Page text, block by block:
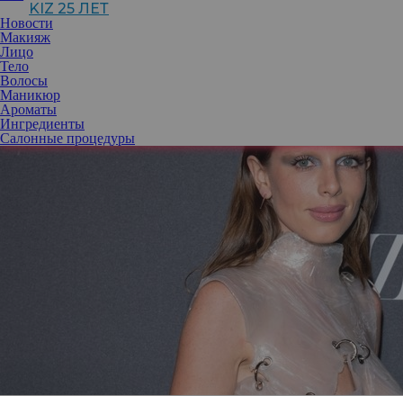
KIZ 25 ЛЕТ
Новости
Макияж
Лицо
Тело
Волосы
Маникюр
Ароматы
Ингредиенты
Салонные процедуры
Обесцвеченные брови